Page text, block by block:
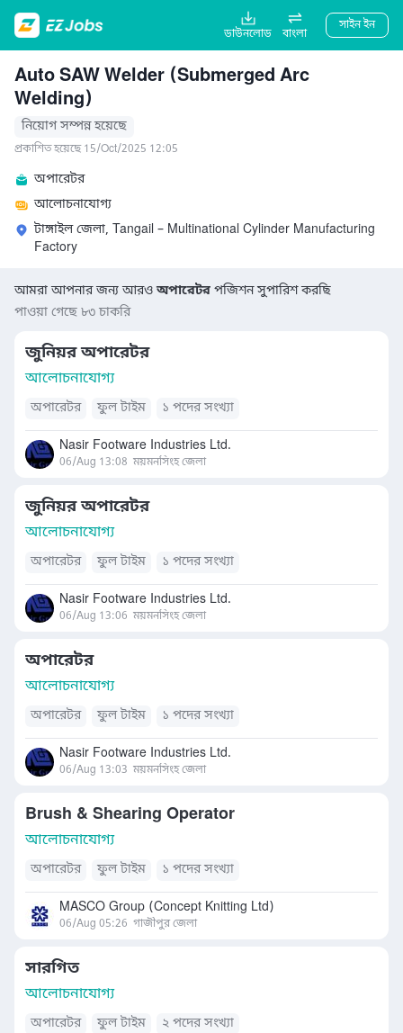
ডাউনলোড বাংলা
সাইন ইন
Auto SAW Welder (Submerged Arc
Welding)
নিয়োগ সম্পন্ন হয়েছে
প্রকাশিত হয়েছে 15/Oct/2025 12:05
অপারেটর
আলোচনাযোগ্য
টাঙ্গাইল জেলা, Tangail – Multinational Cylinder Manufacturing
Factory
আমরা আপনার জন্য আরওঅপারেটর পজিশন সুপারিশ করছি
পাওয়া গেছে ৮৩ চাকরি
জুনিয়র অপারেটর
আলোচনাযোগ্য
অপারেটর ফুল টাইম ১ পদের সংখ্যা
Nasir Footware Industries Ltd.
06/Aug 13:08 ময়মনসিংহ জেলা
জুনিয়র অপারেটর
আলোচনাযোগ্য
অপারেটর ফুল টাইম ১ পদের সংখ্যা
Nasir Footware Industries Ltd.
06/Aug 13:06 ময়মনসিংহ জেলা
অপারেটর
আলোচনাযোগ্য
অপারেটর ফুল টাইম ১ পদের সংখ্যা
Nasir Footware Industries Ltd.
06/Aug 13:03 ময়মনসিংহ জেলা
Brush & Shearing Operator
আলোচনাযোগ্য
অপারেটর ফুল টাইম ১ পদের সংখ্যা
MASCO Group (Concept Knitting Ltd)
06/Aug 05:26 গাজীপুর জেলা
সারগিত
আলোচনাযোগ্য
অপারেটর ফুল টাইম ২ পদের সংখ্যা